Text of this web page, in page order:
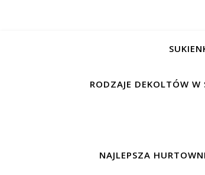
RODZAJE DEKOLTÓW W
NAJLEPSZA